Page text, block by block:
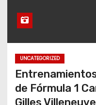
UNCATEGORIZED
de Fórmula 1
Gilles